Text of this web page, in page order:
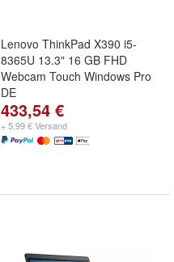
Lenovo ThinkPad X390 i5-
8365U 13.3" 16 GB FHD
Webcam Touch Windows Pro
DE
433,54 €
+ 5,99 € Versand